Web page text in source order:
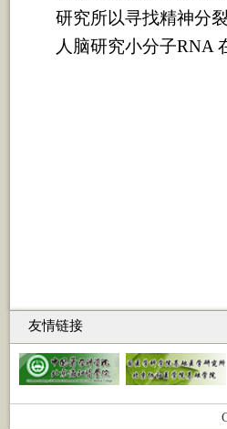
研究所以寻找精神分
人脑研究小分子RNA
友情链接